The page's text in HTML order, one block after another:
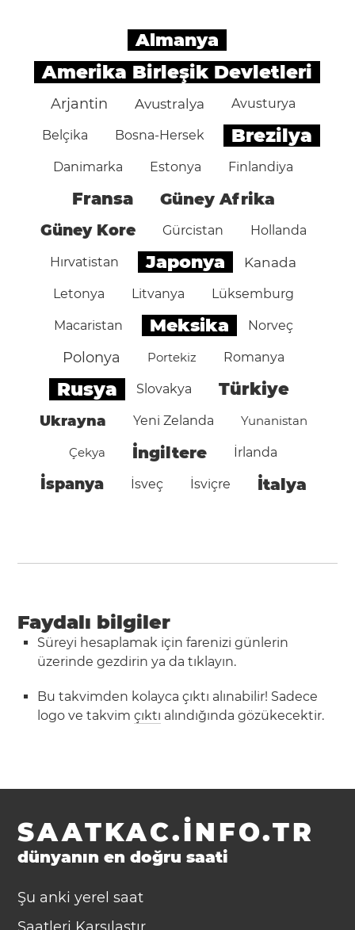
Almanya
Amerika Birleşik Devletleri
Arjantin Avustralya Avusturya
Belçika Bosna-Hersek Brezilya
Danimarka Estonya Finlandiya
Fransa Güney Afrika
Güney Kore Gürcistan Hollanda
Hırvatistan Japonya Kanada
Letonya Litvanya Lüksemburg
Macaristan Meksika Norveç
Polonya Portekiz Romanya
Rusya Slovakya Türkiye
Ukrayna Yeni Zelanda Yunanistan
Çekya İngiltere İrlanda
İspanya İsveç İsviçre İtalya
Faydalı bilgiler
Süreyi hesaplamak için farenizi günlerin
üzerinde gezdirin ya da tıklayın.
Bu takvimden kolayca çıktı alınabilir! Sadece
logo ve takvimçıktı alındığında gözükecektir.
SAATKAC.INFO.TR
dünyanın en doğru saati
Şu anki yerel saat